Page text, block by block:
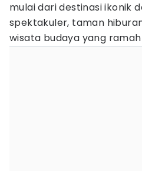
mulai dari destinasi ikonik
spektakuler, taman
wisata budaya yang